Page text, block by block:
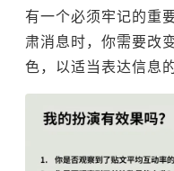
有一个必须牢记的重
肃消息时，你需要改
色，以适当表达信息